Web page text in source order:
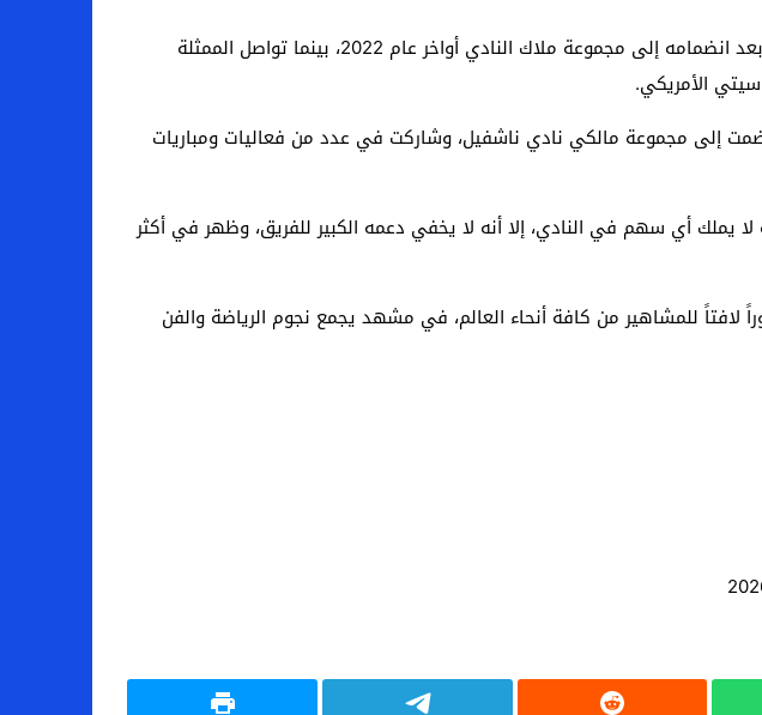
وفي إنجلترا، برز اسم الممثل مايكل بي جوردان كأحد المستثمرين في نادي بورنموث الإنجليزي، بعد انضمامه إلى مجموعة ملاك النادي أواخر عام 2022، بينما تواصل الممثلة
الأمريكي.
إلى مجموعة مالكي نادي ناشفيل، وشاركت في عدد من فعاليات ومباريات
يملك أي سهم في النادي، إلا أنه لا يخفي دعمه الكبير للفريق، وظهر في أكثر
من المتوقع أن تشهد المدرجات حضوراً لافتاً للمشاهير من كافة أنحاء العالم، في مشهد يجمع نجوم الرياضة والفن